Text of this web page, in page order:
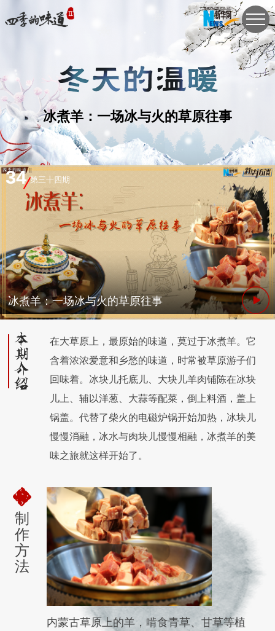
冰煮羊：一场冰与火的草原往事
34 第三十四期
冰煮羊：一场冰与火的草原往事
在大草原上，最原始的味道，莫过于冰煮羊。它
含着浓浓爱意和乡愁的味道，时常被草原游子们
回味着。冰块儿托底儿、大块儿羊肉铺陈在冰块
儿上、辅以洋葱、大蒜等配菜，倒上料酒，盖上
锅盖。代替了柴火的电磁炉锅开始加热，冰块儿
慢慢消融，冰水与肉块儿慢慢相融，冰煮羊的美
味之旅就这样开始了。
制
作
方
法
内蒙古草原上的羊，啃食青草、甘草等植